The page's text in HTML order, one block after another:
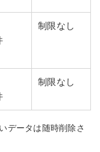
制限なし
制限なし
データは随時削除さ